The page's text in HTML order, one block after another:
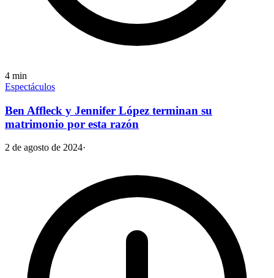
4 min
Espectáculos
Ben Affleck y Jennifer López terminan su
matrimonio por esta razón
2 de agosto de 2024·